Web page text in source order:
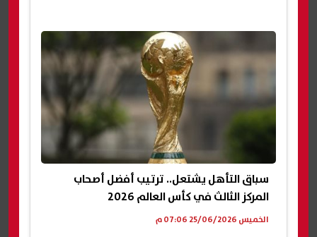
سباق التأهل يشتعل.. ترتيب أفضل أصحاب
المركز الثالث في كأس العالم 2026
الخميس 25/06/2026 07:06 م